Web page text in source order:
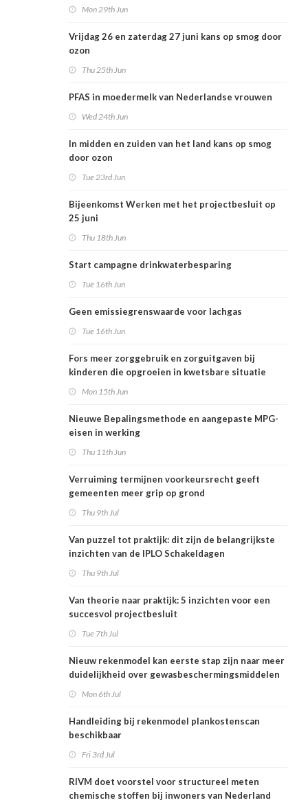
Mon 29th Jun
Vrijdag 26 en zaterdag 27 juni kans op smog door
ozon
Thu 25th Jun
PFAS in moedermelk van Nederlandse vrouwen
Wed 24th Jun
In midden en zuiden van het land kans op smog
door ozon
Tue 23rd Jun
Bijeenkomst Werken met het projectbesluit op
25 juni
Thu 18th Jun
Start campagne drinkwaterbesparing
Tue 16th Jun
Geen emissiegrenswaarde voor lachgas
Tue 16th Jun
Fors meer zorggebruik en zorguitgaven bij
kinderen die opgroeien in kwetsbare situatie
Mon 15th Jun
Nieuwe Bepalingsmethode en aangepaste MPG-
eisen in werking
Thu 11th Jun
Verruiming termijnen voorkeursrecht geeft
gemeenten meer grip op grond
Thu 9th Jul
Van puzzel tot praktijk: dit zijn de belangrijkste
inzichten van de IPLO Schakeldagen
Thu 9th Jul
Van theorie naar praktijk: 5 inzichten voor een
succesvol projectbesluit
Tue 7th Jul
Nieuw rekenmodel kan eerste stap zijn naar meer
duidelijkheid over gewasbeschermingsmiddelen
Mon 6th Jul
Handleiding bij rekenmodel plankostenscan
beschikbaar
Fri 3rd Jul
RIVM doet voorstel voor structureel meten
chemische stoffen bij inwoners van Nederland